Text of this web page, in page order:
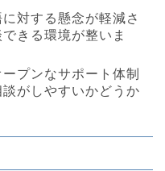
に対する懸念が軽減さ
きる環境が整いま
ープンなサポート体制
がしやすいかどうか